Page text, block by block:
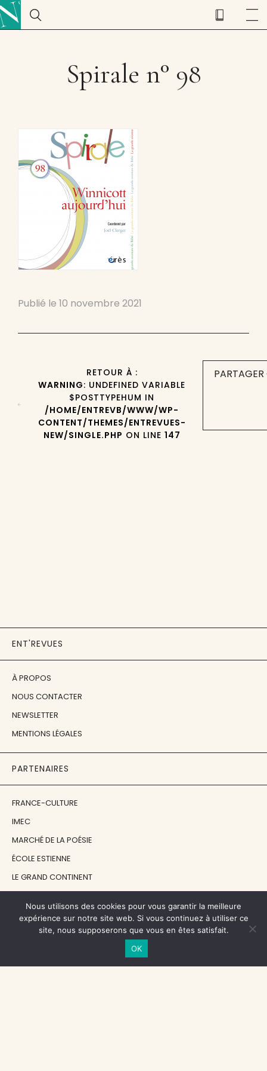
Spirale n° 98
Publié le 10 novembre 2021
RETOUR À :
WARNING: UNDEFINED VARIABLE
$POSTTYPEHUM IN
/HOME/ENTREVB/WWW/WP-
CONTENT/THEMES/ENTREVUES-
NEW/SINGLE.PHP ON LINE 147
ENT'REVUES
À PROPOS
NOUS CONTACTER
NEWSLETTER
MENTIONS LÉGALES
PARTENAIRES
FRANCE-CULTURE
IMEC
MARCHÉ DE LA POÉSIE
ÉCOLE ESTIENNE
LE GRAND CONTINENT
EN ATTENDANT NADEAU
Nous utilisons des cookies pour vous garantir la meilleure
expérience sur notre site web. Si vous continuez à utiliser ce
site, nous supposerons que vous en êtes satisfait.
OK